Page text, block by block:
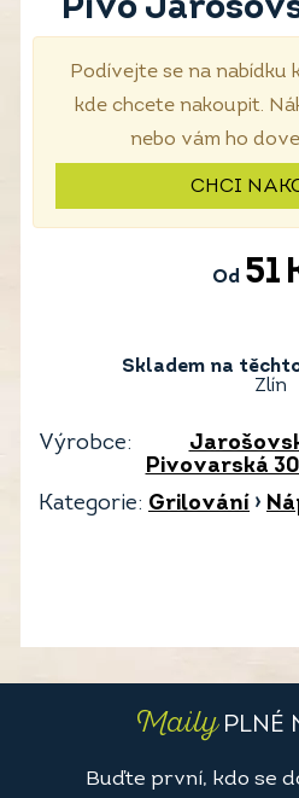
Pivo
Podívejte se na nabídku
kde chcete nakoupit.
nebo vám ho
CHCI
Od 51
Skladem na
Zlín
Výrobce:
Pivovarská
Kategorie: Grilování ›
MailyPLNÉ
Buďte první, kdo se